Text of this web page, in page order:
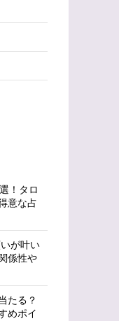
！タロ
意な占
が叶い
係性や
たる？
めポイ